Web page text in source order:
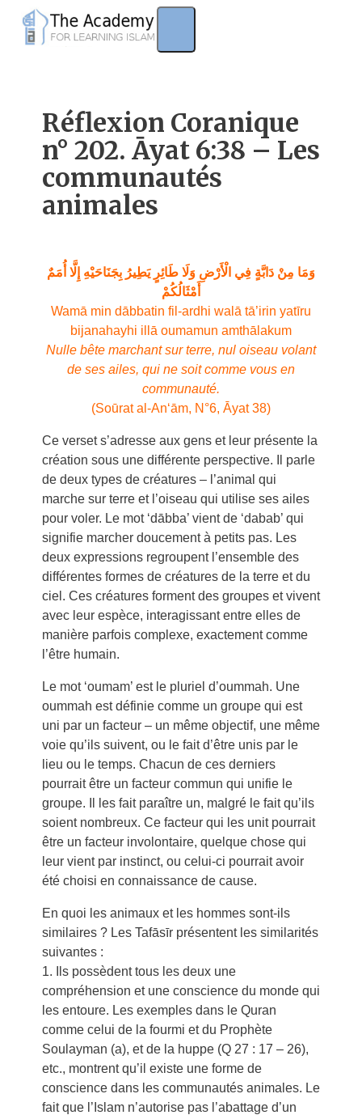
Skip
Réflexion Coranique
n° 202. Āyat 6:38 – Les
communautés
animales
وَمَا مِنْ دَابَّةٍ فِي الْأَرْضِ وَلَا طَائِرٍ يَطِيرُ بِجَنَاحَيْهِ إِلَّا أُمَمٌ
أَمْثَالُكُمْ
Wamā min dābbatin fil-ardhi walā tā’irin yatīru
bijanahayhi illā oumamun amthālakum
Nulle bête marchant sur terre, nul oiseau volant
de ses ailes, qui ne soit comme vous en
communauté.
(Soūrat al-An‘ām, N°6, Āyat 38)
Ce verset s’adresse aux gens et leur présente la
création sous une différente perspective. Il parle
de deux types de créatures – l’animal qui
marche sur terre et l’oiseau qui utilise ses ailes
pour voler. Le mot ‘dābba’ vient de ‘dabab’ qui
signifie marcher doucement à petits pas. Les
deux expressions regroupent l’ensemble des
différentes formes de créatures de la terre et du
ciel. Ces créatures forment des groupes et vivent
avec leur espèce, interagissant entre elles de
manière parfois complexe, exactement comme
l’être humain.
Le mot ‘oumam’ est le pluriel d’oummah. Une
oummah est définie comme un groupe qui est
uni par un facteur – un même objectif, une même
voie qu’ils suivent, ou le fait d’être unis par le
lieu ou le temps. Chacun de ces derniers
pourrait être un facteur commun qui unifie le
groupe. Il les fait paraître un, malgré le fait qu’ils
soient nombreux. Ce facteur qui les unit pourrait
être un facteur involontaire, quelque chose qui
leur vient par instinct, ou celui-ci pourrait avoir
été choisi en connaissance de cause.
En quoi les animaux et les hommes sont-ils
similaires ? Les Tafāsīr présentent les similarités
suivantes :
1. Ils possèdent tous les deux une
compréhension et une conscience du monde qui
les entoure. Les exemples dans le Quran
comme celui de la fourmi et du Prophète
Soulayman (a), et de la huppe (Q 27 : 17 – 26),
etc., montrent qu’il existe une forme de
conscience dans les communautés animales. Le
fait que l’Islam n’autorise pas l’abattage d’un